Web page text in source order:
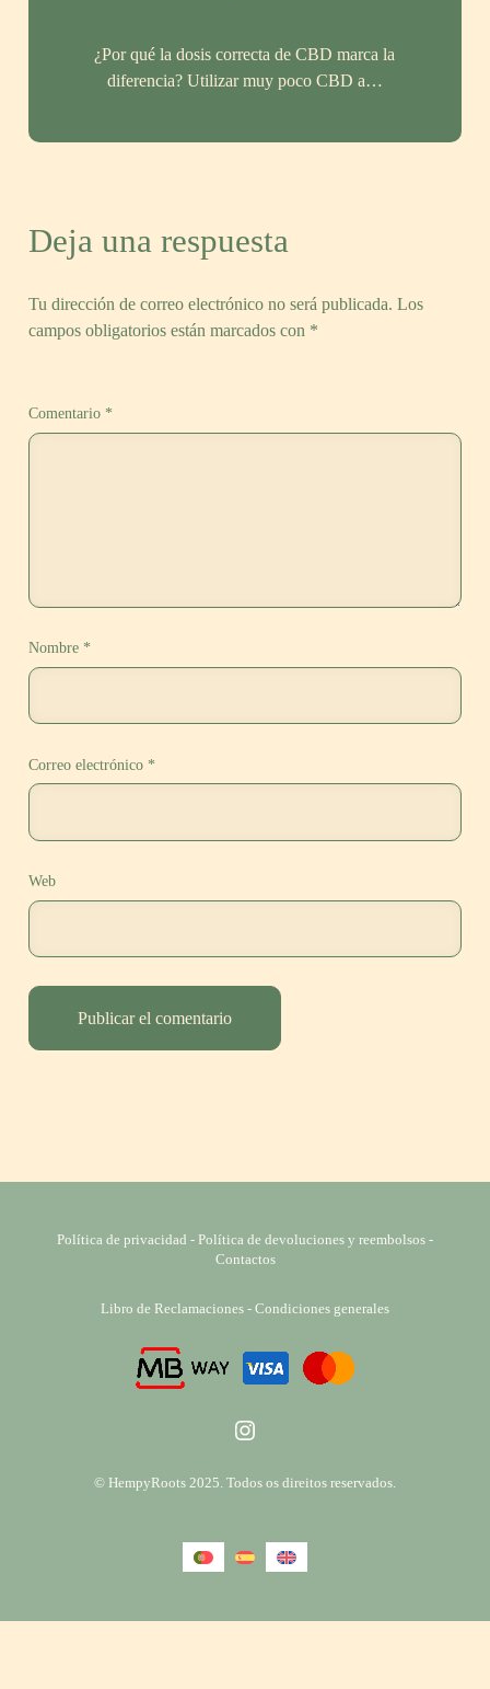
¿Por qué la dosis correcta de CBD marca la
diferencia? Utilizar muy poco CBD a…
Deja una respuesta
Tu dirección de correo electrónico no será publicada. Los
campos obligatorios están marcados con *
Comentario *
Nombre *
Correo electrónico *
Web
Política de privacidad - Política de devoluciones y reembolsos -
Contactos
Libro de Reclamaciones - Condiciones generales
Instagram
© HempyRoots 2025. Todos os direitos reservados.